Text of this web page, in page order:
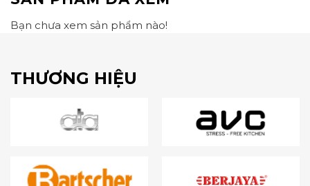
Bạn chưa xem sản phẩm nào!
THƯƠNG HIỆU